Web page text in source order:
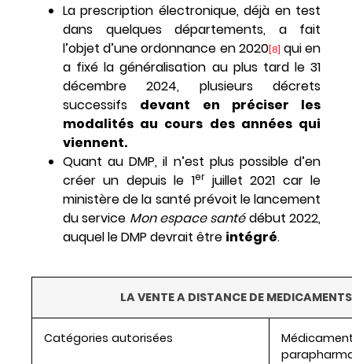
La prescription électronique, déjà en test
dans quelques départements, a fait
l’objet d’une ordonnance en 2020[8] qui en
a fixé la généralisation au plus tard le 31
décembre 2024, plusieurs décrets
successifs devant en préciser les
modalités au cours des années qui
viennent.
Quant au DMP, il n’est plus possible d’en
créer un depuis le 1erjuillet 2021 car le
ministère de la santé prévoit le lancement
du service Mon espace santédébut 2022,
auquel le DMP devrait être intégré.
LA VENTE A DISTANCE DE
Catégories autorisées